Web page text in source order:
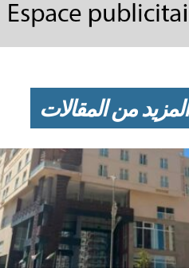
المزيد من المقالات